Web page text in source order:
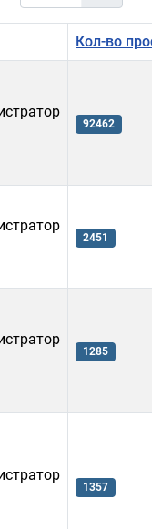
Кол-во
92462
2451
1285
1357